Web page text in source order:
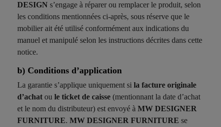
DESIGN s’engage à réparer ou remplacer le produit, selon
les conditions mentionnées ci-après, sous réserve que le
mobilier ait été utilisé conformément aux indications du
manuel et manipulé selon les instructions décrites dans cette
notice.
b) Conditions d’application
La garantie s’applique uniquement si la facture originale
d’achat ou le ticket de caisse (mentionnant la date d’achat
et le nom du distributeur) est envoyé à MW DESIGNER
FURNITURE. MW DESIGNER FURNITURE se